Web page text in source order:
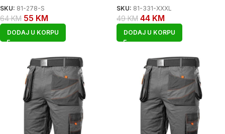
SKU: 81-278-S
64KM 55 KM
DODAJ U KORPU
SKU: 81-331-XXXL
49KM 44 KM
DODAJ U KORPU